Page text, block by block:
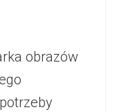
obrazów